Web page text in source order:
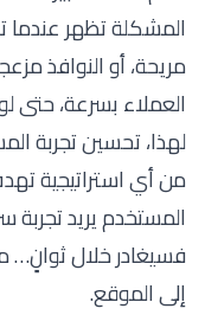
المشكلة تظهر عندما
مريحة، أو النوافذ
العملاء بسرعة، حتى
لهذا، تحسين تجربة
من أي استراتيجية
المستخدم يريد
فسيغادر خلال ثوانٍ…
إلى الموقع.